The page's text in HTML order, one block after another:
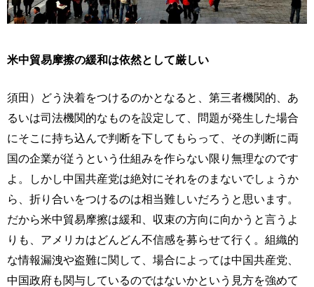
米中貿易摩擦の緩和は依然として厳しい
須田）どう決着をつけるのかとなると、第三者機関的、あ
るいは司法機関的なものを設定して、問題が発生した場合
にそこに持ち込んで判断を下してもらって、その判断に両
国の企業が従うという仕組みを作らない限り無理なのです
よ。しかし中国共産党は絶対にそれをのまないでしょうか
ら、折り合いをつけるのは相当難しいだろうと思います。
だから米中貿易摩擦は緩和、収束の方向に向かうと言うよ
りも、アメリカはどんどん不信感を募らせて行く。組織的
な情報漏洩や盗難に関して、場合によっては中国共産党、
中国政府も関与しているのではないかという見方を強めて